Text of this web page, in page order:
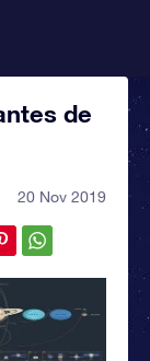
de
20 Nov 2019